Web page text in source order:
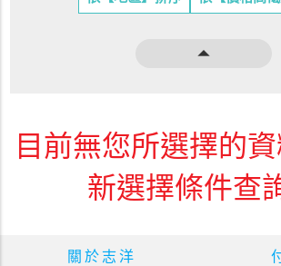
arrow_drop_up
目前無您所選擇的
新選擇條件查
關於志洋